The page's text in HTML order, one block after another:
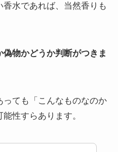
水であれば、当然香りも
偽物かどうか判断がつきま
っても「こんなものなのか
性すらあります。